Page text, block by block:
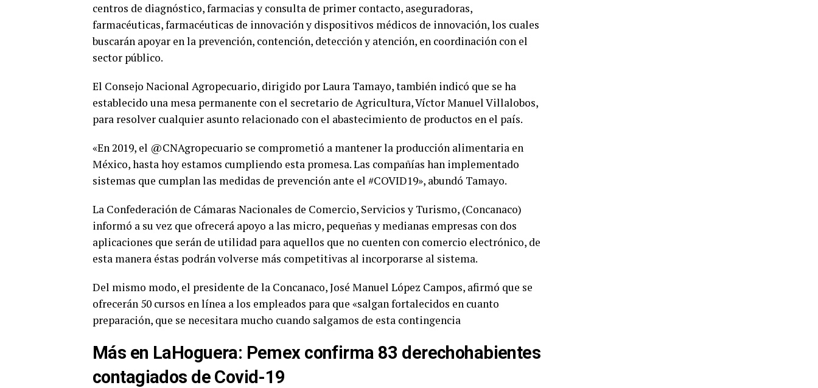
centros de diagnóstico, farmacias y consulta de primer contacto, aseguradoras,
farmacéuticas, farmacéuticas de innovación y dispositivos médicos de innovación, los cuales
buscarán apoyar en la prevención, contención, detección y atención, en coordinación con el
sector público.
El Consejo Nacional Agropecuario, dirigido por Laura Tamayo, también indicó que se ha
establecido una mesa permanente con el secretario de Agricultura, Víctor Manuel Villalobos,
para resolver cualquier asunto relacionado con el abastecimiento de productos en el país.
«En 2019, el @CNAgropecuario se comprometió a mantener la producción alimentaria en
México, hasta hoy estamos cumpliendo esta promesa. Las compañías han implementado
sistemas que cumplan las medidas de prevención ante el #COVID19», abundó Tamayo.
La Confederación de Cámaras Nacionales de Comercio, Servicios y Turismo, (Concanaco)
informó a su vez que ofrecerá apoyo a las micro, pequeñas y medianas empresas con dos
aplicaciones que serán de utilidad para aquellos que no cuenten con comercio electrónico, de
esta manera éstas podrán volverse más competitivas al incorporarse al sistema.
Del mismo modo, el presidente de la Concanaco, José Manuel López Campos, afirmó que se
ofrecerán 50 cursos en línea a los empleados para que «salgan fortalecidos en cuanto
preparación, que se necesitara mucho cuando salgamos de esta contingencia
Más en LaHoguera: Pemex confirma 83 derechohabientes
contagiados de Covid-19